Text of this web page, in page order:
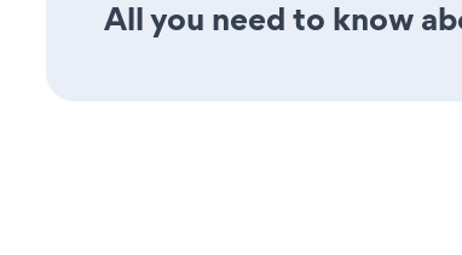
All you need to know